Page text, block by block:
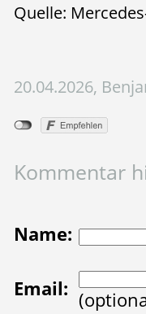
Quelle:
20.04.2026,
Kommentar
Name:
Email: